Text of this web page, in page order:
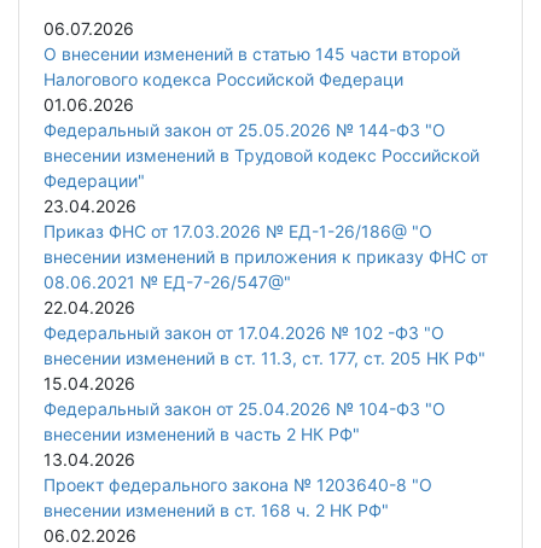
06.07.2026
О внесении изменений в статью 145 части второй
Налогового кодекса Российской Федераци
01.06.2026
Федеральный закон от 25.05.2026 № 144-ФЗ "О
внесении изменений в Трудовой кодекс Российской
Федерации"
23.04.2026
Приказ ФНС от 17.03.2026 № ЕД-1-26/186@ "О
внесении изменений в приложения к приказу ФНС от
08.06.2021 № ЕД-7-26/547@"
22.04.2026
Федеральный закон от 17.04.2026 № 102 -ФЗ "О
внесении изменений в ст. 11.3, ст. 177, ст. 205 НК РФ"
15.04.2026
Федеральный закон от 25.04.2026 № 104-ФЗ "О
внесении изменений в часть 2 НК РФ"
13.04.2026
Проект федерального закона № 1203640-8 "О
внесении изменений в ст. 168 ч. 2 НК РФ"
06.02.2026